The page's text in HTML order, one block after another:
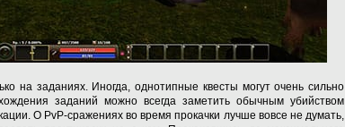
на заданиях. Иногда, однотипные квесты могут очень сильно
заданий можно всегда заметить обычным убийством
О PvP-сражениях во время прокачки лучше вовсе не думать,